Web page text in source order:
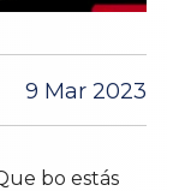
9 Mar 2023
bo estás